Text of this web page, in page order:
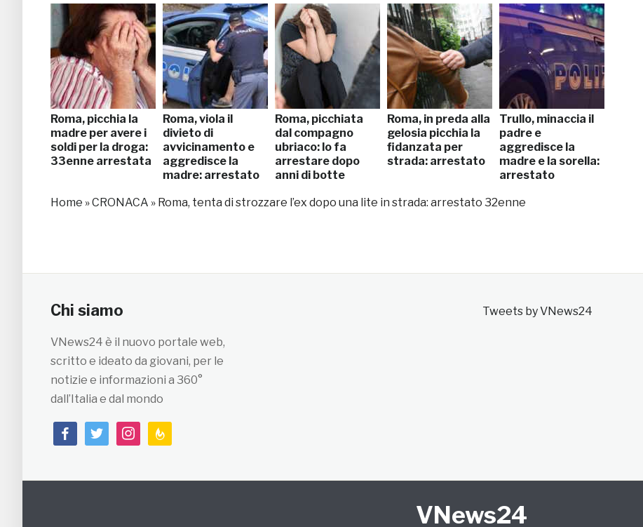
Roma, picchia la
madre per avere i
soldi per la droga:
33enne arrestata
Roma, viola il
divieto di
avvicinamento e
aggredisce la
madre: arrestato
Roma, picchiata
dal compagno
ubriaco: lo fa
arrestare dopo
anni di botte
Roma, in preda alla
gelosia picchia la
fidanzata per
strada: arrestato
Trullo, minaccia il
padre e
aggredisce la
madre e la sorella:
arrestato
Home »CRONACA » Roma, tenta di strozzare l’ex dopo una lite in strada: arrestato 32enne
Chi siamo
VNews24 è il nuovo portale web,
scritto e ideato da giovani, per le
notizie e informazioni a 360°
dall’Italia e dal mondo
facebooktwitterinstagramfeedburner
Tweets by VNews24
VNews24